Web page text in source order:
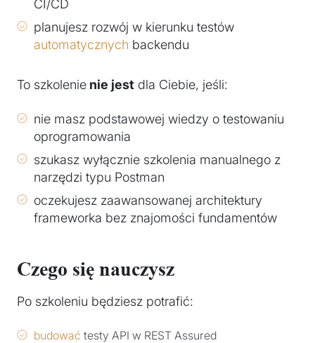
CI/CD
planujesz rozwój w kierunku testów
automatycznych backendu
To szkolenie nie jest dla Ciebie, jeśli:
nie masz podstawowej wiedzy o testowaniu
oprogramowania
szukasz wyłącznie szkolenia manualnego z
narzędzi typu Postman
oczekujesz zaawansowanej architektury
frameworka bez znajomości fundamentów
Czego się nauczysz
Po szkoleniu będziesz potrafić:
budować testy API w REST Assured